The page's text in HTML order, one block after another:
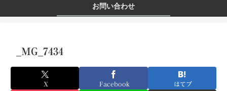
お問い合わせ
_MG_7434
X Facebook はてブ